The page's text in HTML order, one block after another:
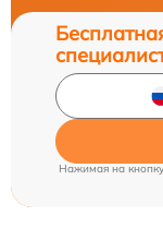
Нажимая на